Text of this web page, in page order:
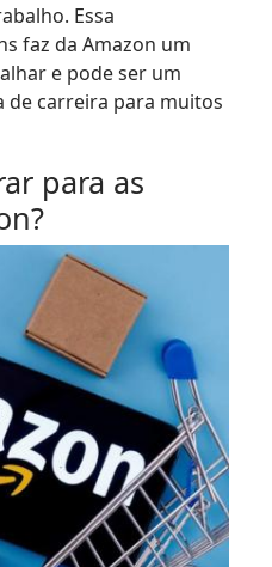
Essa
faz da Amazon um
e pode ser um
de carreira para muitos
para as